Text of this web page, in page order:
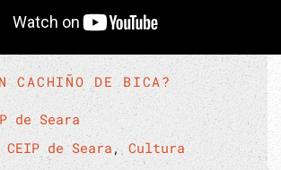
CACHIÑO DE BICA?
de Seara
CEIP de Seara,Cultura